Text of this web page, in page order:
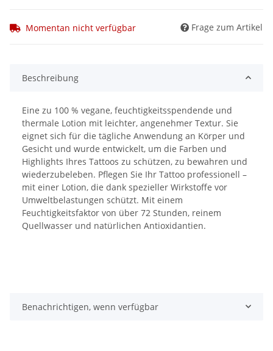
Momentan nicht verfügbar Frage zum Artikel
Beschreibung
Eine zu 100 % vegane, feuchtigkeitsspendende und
thermale Lotion mit leichter, angenehmer Textur. Sie
eignet sich für die tägliche Anwendung an Körper und
Gesicht und wurde entwickelt, um die Farben und
Highlights Ihres Tattoos zu schützen, zu bewahren und
wiederzubeleben. Pflegen Sie Ihr Tattoo professionell –
mit einer Lotion, die dank spezieller Wirkstoffe vor
Umweltbelastungen schützt. Mit einem
Feuchtigkeitsfaktor von über 72 Stunden, reinem
Quellwasser und natürlichen Antioxidantien.
Benachrichtigen, wenn verfügbar